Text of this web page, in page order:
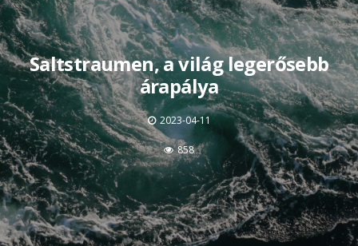
Saltstraumen, a világ legerősebb
árapálya
2023-04-11
858